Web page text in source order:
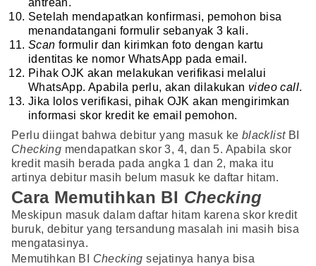
antrean.
Setelah mendapatkan konfirmasi, pemohon bisa
menandatangani formulir sebanyak 3 kali.
Scan formulir dan kirimkan foto dengan kartu
identitas ke nomor WhatsApp pada email.
Pihak OJK akan melakukan verifikasi melalui
WhatsApp. Apabila perlu, akan dilakukan video call.
Jika lolos verifikasi, pihak OJK akan mengirimkan
informasi skor kredit ke email pemohon.
Perlu diingat bahwa debitur yang masuk ke blacklistBI
Checking mendapatkan skor 3, 4, dan 5. Apabila skor
kredit masih berada pada angka 1 dan 2, maka itu
artinya debitur masih belum masuk ke daftar hitam.
Cara Memutihkan BI Checking
Meskipun masuk dalam daftar hitam karena skor kredit
buruk, debitur yang tersandung masalah ini masih bisa
mengatasinya.
Memutihkan BI Checking sejatinya hanya bisa